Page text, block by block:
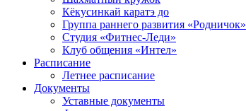
Кёкусинкай каратэ до
Группа раннего развития «Родничок»
Cтудия «Фитнес-Леди»
Клуб общения «Интел»
Расписание
Летнее расписание
Документы
Уставные документы